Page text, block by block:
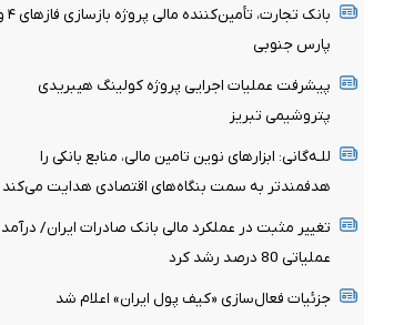
پارس جنوبی
پیشرفت عملیات اجرایی پروژه کولینگ هیبریدی
پتروشیمی تبریز
للـه‌گانی: ابزارهای نوین تامین مالی، منابع بانکی را
هدفمندتر به سمت بنگاه‌های اقتصادی هدایت می‌کند
تغییر مثبت در عملکرد مالی بانک صادرات ایران/ درآمد
عملیاتی 80 درصد رشد کرد
جزئیات فعال‌سازی «کیف پول ایران» اعلام شد